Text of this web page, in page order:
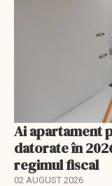
Ai apartament
datorate în
regimul fiscal
02 AUGUST 2026